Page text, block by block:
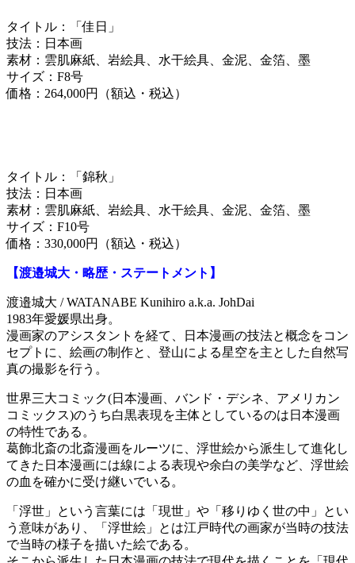
タイトル：「佳日」
技法：日本画
素材：雲肌麻紙、岩絵具、水干絵具、金泥、金箔、墨
サイズ：F8号
価格：264,000円（額込・税込）
タイトル：「錦秋」
技法：日本画
素材：雲肌麻紙、岩絵具、水干絵具、金泥、金箔、墨
サイズ：F10号
価格：330,000円（額込・税込）
【渡邉城大・略歴・ステートメント】
渡邉城大 / WATANABE Kunihiro a.k.a. JohDai
1983年愛媛県出身。
漫画家のアシスタントを経て、日本漫画の技法と概念をコン
セプトに、絵画の制作と、登山による星空を主とした自然写
真の撮影を行う。
世界三大コミック(日本漫画、バンド・デシネ、アメリカン
コミックス)のうち白黒表現を主体としているのは日本漫画
の特性である。
葛飾北斎の北斎漫画をルーツに、浮世絵から派生して進化し
てきた日本漫画には線による表現や余白の美学など、浮世絵
の血を確かに受け継いでいる。
「浮世」という言葉には「現世」や「移りゆく世の中」とい
う意味があり、「浮世絵」とは江戸時代の画家が当時の技法
で当時の様子を描いた絵である。